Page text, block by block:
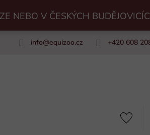
NEBO V ČESKÝCH
info@equizoo.cz +420 608